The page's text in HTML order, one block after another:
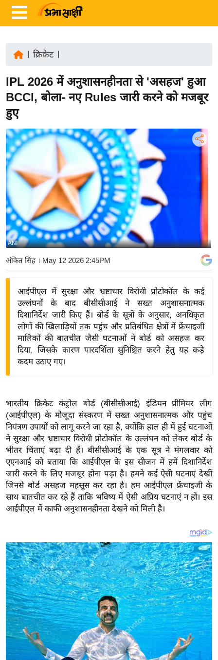
ज़ा
ख
र
रा
ष्ट्री
य
अं
र्रा
ष्ट्री
य
बि
ज़
ने
द्यो
ष
ज्ञ
रा
य
ब
ज
ट
खे
ल
ट
I
P
L
2
0
2
6
क्रा
क्रिकेट|
IPL 2026 में अनुशासनहीनता से 'असहज' हुआ
BCCI, बोला- नए Rules जारी करने को मजबूर
हुए
ANI
अंकित सिंह। May 12 2026 2:45PM
आईपीएल में सुरक्षा और भ्रष्टाचार विरोधी प्रोटोकॉल के कई
उल्लंघनों के बाद बीसीसीआई ने सख्त अनुशासनात्मक
दिशानिर्देश जारी किए हैं। बोर्ड के सूत्रों के अनुसार, अनधिकृत
लोगों की खिलाड़ियों तक पहुंच और प्रतिबंधित क्षेत्रों में फ्रेंचाइजी
मालिकों की बातचीत जैसी घटनाओं ने बोर्ड को असहज कर
दिया, जिसके कारण पारदर्शिता सुनिश्चित करने हेतु यह कड़े
कदम उठाए गए।
भारतीय क्रिकेट कंट्रोल बोर्ड (बीसीसीआई) इंडियन प्रीमियर लीग
(आईपीएल) के मौजूदा संस्करण में सख्त अनुशासनात्मक और पहुंच
नियंत्रण उपायों को लागू करने जा रहा है, क्योंकि हाल ही में हुई घटनाओं
ने सुरक्षा और भ्रष्टाचार विरोधी प्रोटोकॉल के उल्लंघन को लेकर बोर्ड के
भीतर चिंताएं बढ़ा दी हैं। बीसीसीआई के एक सूत्र ने मंगलवार को
एएनआई को बताया कि आईपीएल के इस सीजन में हमें दिशानिर्देश
जारी करने के लिए मजबूर होना पड़ा है। हमने कई ऐसी घटनाएं देखीं
जिनसे बोर्ड असहज महसूस कर रहा है। हम आईपीएल फ्रेंचाइजी के
साथ बातचीत कर रहे हैं ताकि भविष्य में ऐसी अप्रिय घटनाएं न हों। इस
आईपीएल में काफी अनुशासनहीनता देखने को मिली है।